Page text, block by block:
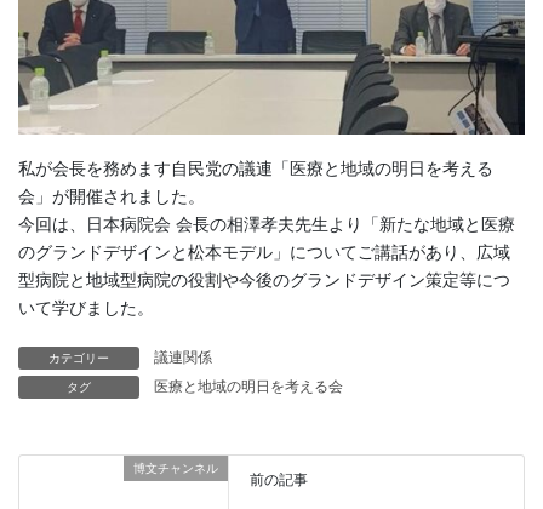
私が会長を務めます自民党の議連「医療と地域の明日を考える
会」が開催されました。
今回は、日本病院会 会長の相澤孝夫先生より「新たな地域と医療
のグランドデザインと松本モデル」についてご講話があり、広域
型病院と地域型病院の役割や今後のグランドデザイン策定等につ
いて学びました。
カテゴリー 議連関係
タグ 医療と地域の明日を考える会
博文チャンネル
前の記事